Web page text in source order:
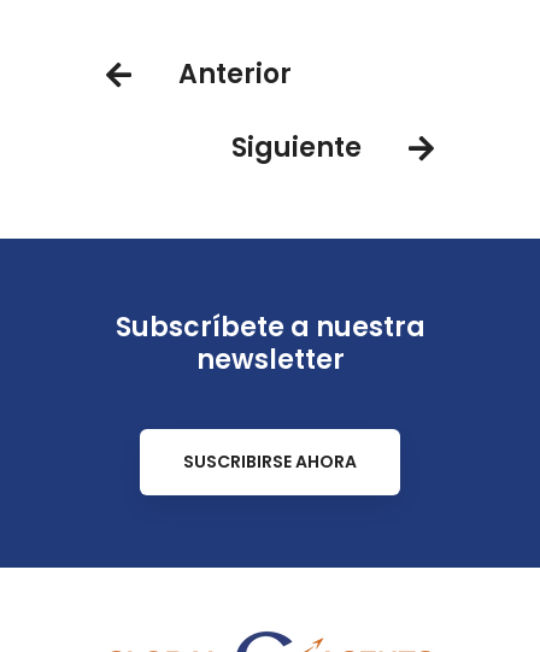
frente al cambio climático
Anterior
Siguiente
Subscríbete a nuestra
newsletter
SUSCRIBIRSE AHORA